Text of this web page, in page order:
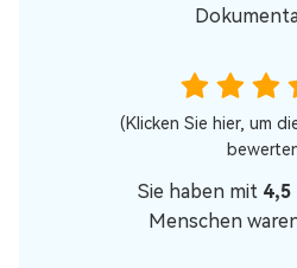
(Klicken Sie hier, um
Sie haben mit 4,5
Menschen